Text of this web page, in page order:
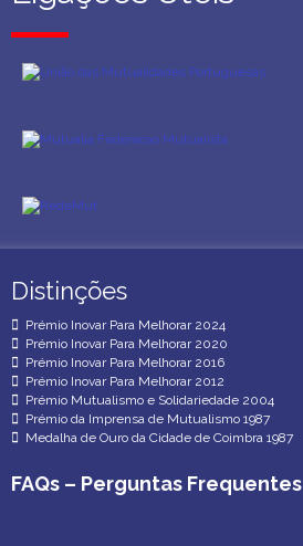
Distinções
Distinções
Prémio Inovar Para Melhorar 2024
Prémio Inovar Para Melhorar 2020
Prémio Inovar Para Melhorar 2016
Prémio Inovar Para Melhorar 2012
Prémio Mutualismo e Solidariedade 2004
Prémio da Imprensa de Mutualismo 1987
Medalha de Ouro da Cidade de Coimbra 1987
FAQs – Perguntas Frequentes